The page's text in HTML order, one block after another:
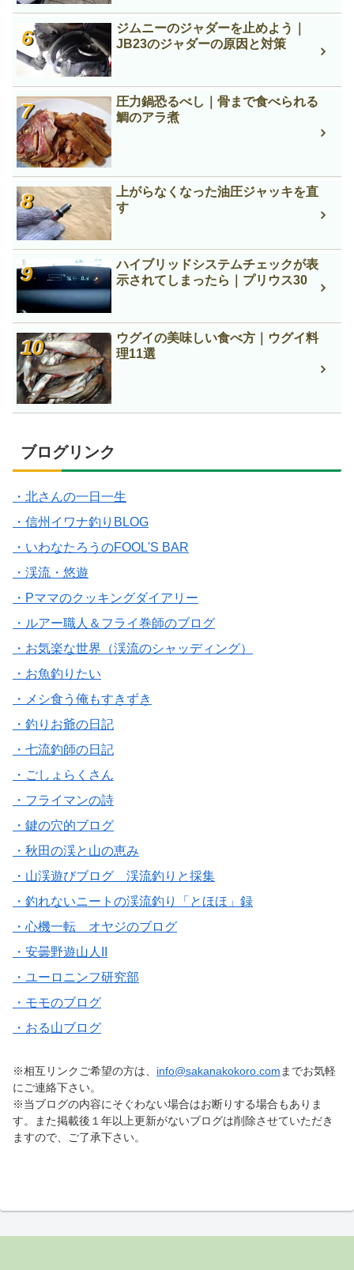
ジムニーのジャダーを止めよう｜
JB23のジャダーの原因と対策
圧力鍋恐るべし｜骨まで食べられる
鯛のアラ煮
上がらなくなった油圧ジャッキを直
す
ハイブリッドシステムチェックが表
示されてしまったら｜プリウス30
ウグイの美味しい食べ方｜ウグイ料
理11選
ブログリンク
・北さんの一日一生
・信州イワナ釣りBLOG
・いわなたろうのFOOL'S BAR
・渓流・悠遊
・Pママのクッキングダイアリー
・ルアー職人＆フライ巻師のブログ
・お気楽な世界（渓流のシャッディング）
・お魚釣りたい
・メシ食う俺もすきずき
・釣りお爺の日記
・七流釣師の日記
・ごしょらくさん
・フライマンの詩
・鍵の穴的ブログ
・秋田の渓と山の恵み
・山渓遊びブログ 渓流釣りと採集
・釣れないニートの渓流釣り「とほほ」録
・心機一転 オヤジのブログ
・安曇野遊山人II
・ユーロニンフ研究部
・モモのブログ
・おる山ブログ
※相互リンクご希望の方は、 info@sakanakokoro.com までお気軽
にご連絡下さい。
※当ブログの内容にそぐわない場合はお断りする場合もありま
す。また掲載後１年以上更新がないブログは削除させていただき
ますので、ご了承下さい。